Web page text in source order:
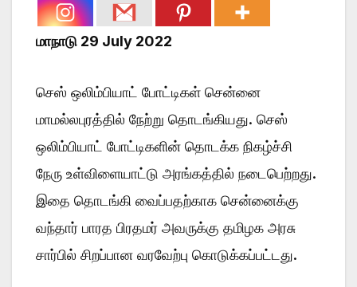
மாநாடு 29 July 2022
செஸ் ஒலிம்பியாட் போட்டிகள் சென்னை
மாமல்லபுரத்தில் நேற்று தொடங்கியது. செஸ்
ஒலிம்பியாட் போட்டிகளின் தொடக்க நிகழ்ச்சி
நேரு உள்விளையாட்டு அரங்கத்தில் நடைபெற்றது.
இதை தொடங்கி வைப்பதற்காக சென்னைக்கு
வந்தார் பாரத பிரதமர் அவருக்கு தமிழக அரசு
சார்பில் சிறப்பான வரவேற்பு கொடுக்கப்பட்டது.